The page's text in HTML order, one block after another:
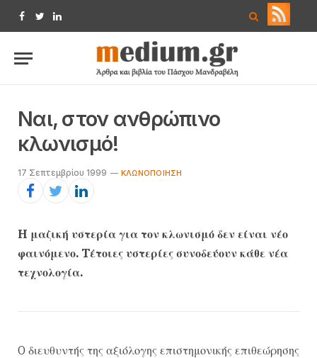
Facebook
TwitterLinkedIn
Nαι, στον ανθρώπινο
κλωνισμό!
17 Σεπτεμβρίου 1999 KΛΩΝΟΠΟΊΗΣΗ
H μαζική υστερία για τον κλωνισμό δεν είναι νέο
φαινόμενο. Tέτοιες υστερίες συνοδεύουν κάθε νέα
τεχνολογία.
O διευθυντής της αξιόλογης επιστημονικής επιθεώρησης